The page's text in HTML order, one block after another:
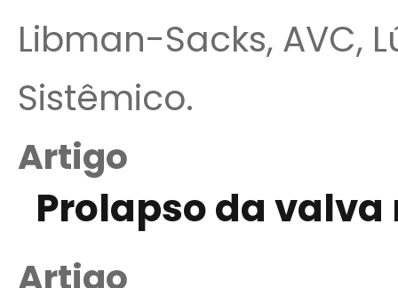
Libman-Sacks, AVC,
Sistêmico.
Artigo
Prolapso da
Artigo